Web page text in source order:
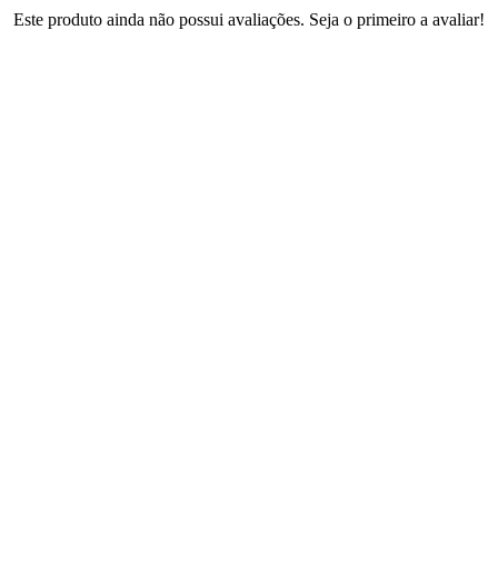
Este produto ainda não possui avaliações. Seja o primeiro a avaliar!